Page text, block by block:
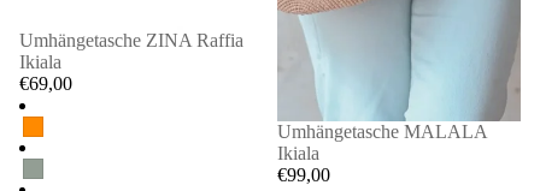
Umhängetasche ZINA Raffia
Ikiala
€69,00
Umhängetasche MALALA
Ikiala
€99,00